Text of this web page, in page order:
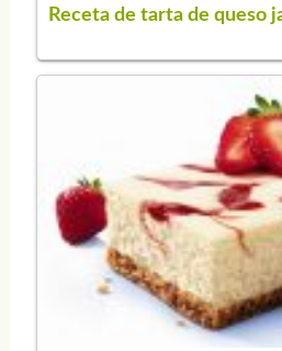
Receta de tarta de queso